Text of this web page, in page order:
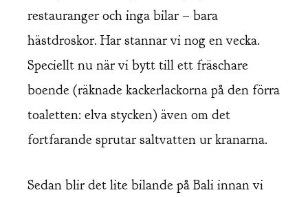
restauranger och inga bilar – bara
hästdroskor. Har stannar vi nog en vecka.
Speciellt nu när vi bytt till ett fräschare
boende (räknade kackerlackorna på den förra
toaletten: elva stycken) även om det
fortfarande sprutar saltvatten ur kranarna.
Sedan blir det lite bilande på Bali innan vi